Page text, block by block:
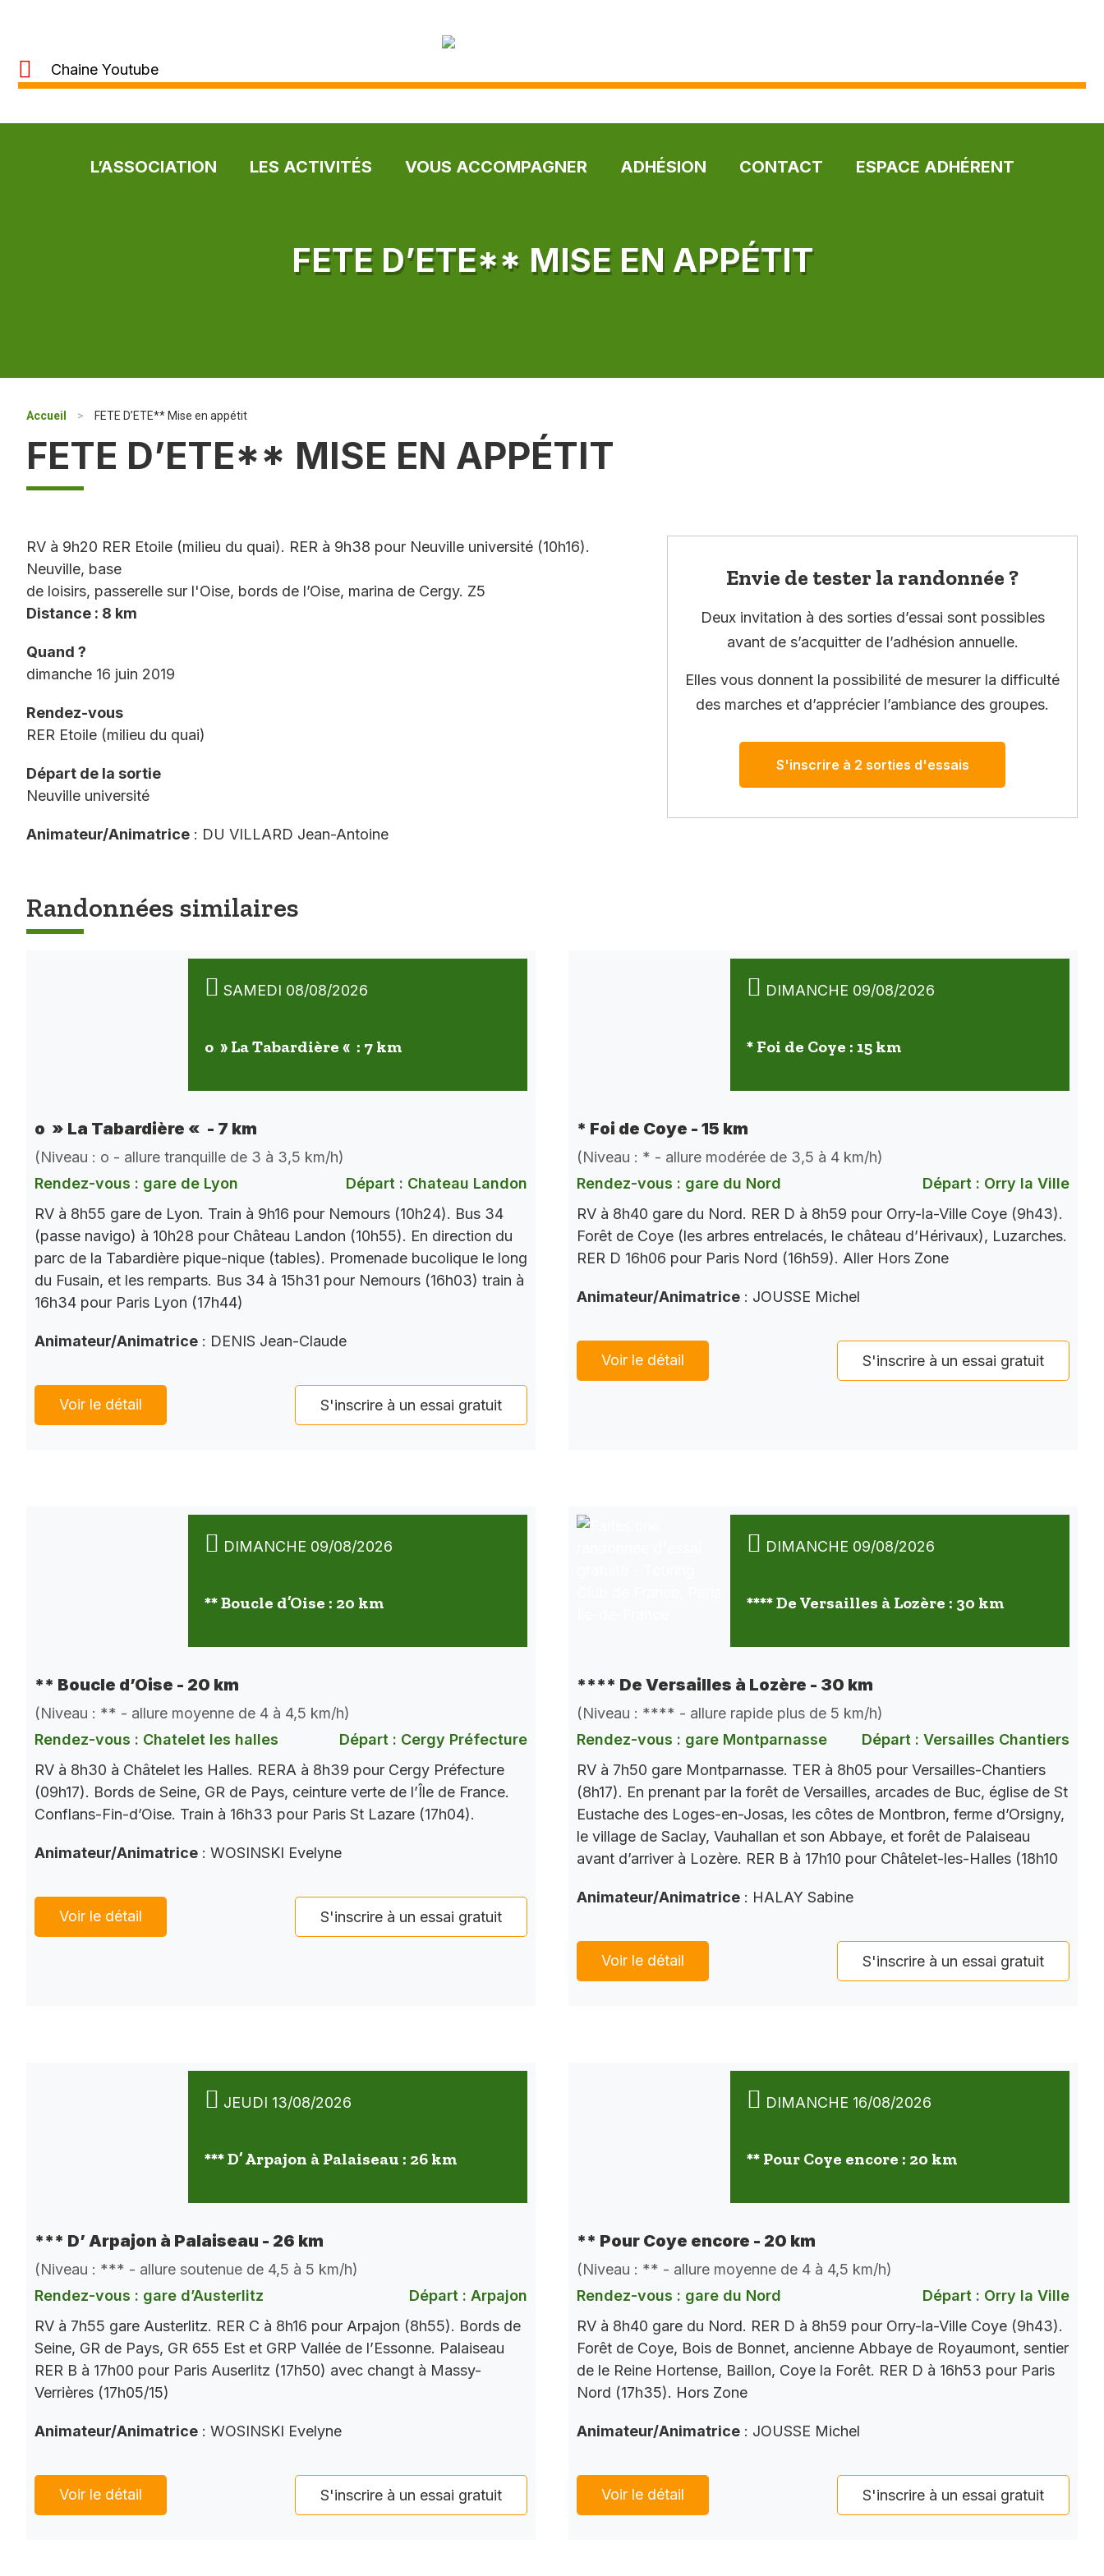
Chaine Youtube
L’ASSOCIATION LES ACTIVITÉS VOUS ACCOMPAGNER ADHÉSION CONTACT ESPACE ADHÉRENT
FETE D’ETE** MISE EN APPÉTIT
Accueil > FETE D’ETE** Mise en appétit
FETE D’ETE** MISE EN APPÉTIT
RV à 9h20 RER Etoile (milieu du quai). RER à 9h38 pour Neuville université (10h16).
Neuville, base
de loisirs, passerelle sur l'Oise, bords de l’Oise, marina de Cergy. Z5
Distance : 8 km
Quand ?
dimanche 16 juin 2019
Rendez-vous
RER Etoile (milieu du quai)
Départ de la sortie
Neuville université
Animateur/Animatrice : DU VILLARD Jean-Antoine
Envie de tester la randonnée ?
Deux invitation à des sorties d’essai sont possibles
avant de s’acquitter de l’adhésion annuelle.
Elles vous donnent la possibilité de mesurer la difficulté
des marches et d’apprécier l’ambiance des groupes.
S'inscrire à 2 sorties d'essais
Randonnées similaires
SAMEDI 08/08/2026
o » La Tabardière « : 7 km
o » La Tabardière « - 7 km
(Niveau : o - allure tranquille de 3 à 3,5 km/h)
Rendez-vous : gare de Lyon
Départ : Chateau Landon
RV à 8h55 gare de Lyon. Train à 9h16 pour Nemours (10h24). Bus 34
(passe navigo) à 10h28 pour Château Landon (10h55). En direction du
parc de la Tabardière pique-nique (tables). Promenade bucolique le long
du Fusain, et les remparts. Bus 34 à 15h31 pour Nemours (16h03) train à
16h34 pour Paris Lyon (17h44)
Animateur/Animatrice : DENIS Jean-Claude
Voir le détail S'inscrire à un essai gratuit
DIMANCHE 09/08/2026
* Foi de Coye : 15 km
* Foi de Coye - 15 km
(Niveau : * - allure modérée de 3,5 à 4 km/h)
Rendez-vous : gare du Nord
Départ : Orry la Ville
RV à 8h40 gare du Nord. RER D à 8h59 pour Orry-la-Ville Coye (9h43).
Forêt de Coye (les arbres entrelacés, le château d’Hérivaux), Luzarches.
RER D 16h06 pour Paris Nord (16h59). Aller Hors Zone
Animateur/Animatrice : JOUSSE Michel
Voir le détail S'inscrire à un essai gratuit
DIMANCHE 09/08/2026
** Boucle d’Oise : 20 km
** Boucle d’Oise - 20 km
(Niveau : ** - allure moyenne de 4 à 4,5 km/h)
Rendez-vous : Chatelet les halles
Départ : Cergy Préfecture
RV à 8h30 à Châtelet les Halles. RERA à 8h39 pour Cergy Préfecture
(09h17). Bords de Seine, GR de Pays, ceinture verte de l’Île de France.
Conflans-Fin-d’Oise. Train à 16h33 pour Paris St Lazare (17h04).
Animateur/Animatrice : WOSINSKI Evelyne
Voir le détail S'inscrire à un essai gratuit
DIMANCHE 09/08/2026
**** De Versailles à Lozère : 30 km
**** De Versailles à Lozère - 30 km
(Niveau : **** - allure rapide plus de 5 km/h)
Rendez-vous : gare Montparnasse
Départ : Versailles Chantiers
RV à 7h50 gare Montparnasse. TER à 8h05 pour Versailles-Chantiers
(8h17). En prenant par la forêt de Versailles, arcades de Buc, église de St
Eustache des Loges-en-Josas, les côtes de Montbron, ferme d’Orsigny,
le village de Saclay, Vauhallan et son Abbaye, et forêt de Palaiseau
avant d’arriver à Lozère. RER B à 17h10 pour Châtelet-les-Halles (18h10
Animateur/Animatrice : HALAY Sabine
Voir le détail S'inscrire à un essai gratuit
JEUDI 13/08/2026
*** D’ Arpajon à Palaiseau : 26 km
*** D’ Arpajon à Palaiseau - 26 km
(Niveau : *** - allure soutenue de 4,5 à 5 km/h)
Rendez-vous : gare d’Austerlitz
Départ : Arpajon
RV à 7h55 gare Austerlitz. RER C à 8h16 pour Arpajon (8h55). Bords de
Seine, GR de Pays, GR 655 Est et GRP Vallée de l’Essonne. Palaiseau
RER B à 17h00 pour Paris Auserlitz (17h50) avec changt à Massy-
Verrières (17h05/15)
Animateur/Animatrice : WOSINSKI Evelyne
Voir le détail S'inscrire à un essai gratuit
DIMANCHE 16/08/2026
** Pour Coye encore : 20 km
** Pour Coye encore - 20 km
(Niveau : ** - allure moyenne de 4 à 4,5 km/h)
Rendez-vous : gare du Nord
Départ : Orry la Ville
RV à 8h40 gare du Nord. RER D à 8h59 pour Orry-la-Ville Coye (9h43).
Forêt de Coye, Bois de Bonnet, ancienne Abbaye de Royaumont, sentier
de le Reine Hortense, Baillon, Coye la Forêt. RER D à 16h53 pour Paris
Nord (17h35). Hors Zone
Animateur/Animatrice : JOUSSE Michel
Voir le détail S'inscrire à un essai gratuit